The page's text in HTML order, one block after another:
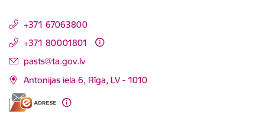
+371 67063800
+371 80001801
E-pasts:
pasts@ta.gov.lv
Antonijas iela 6, Rīga, LV - 1010